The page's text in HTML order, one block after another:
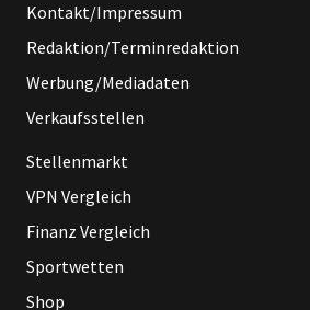
Kontakt/Impressum
Redaktion/Terminredaktion
Werbung/Mediadaten
Verkaufsstellen
Stellenmarkt
VPN Vergleich
Finanz Vergleich
Sportwetten
Shop